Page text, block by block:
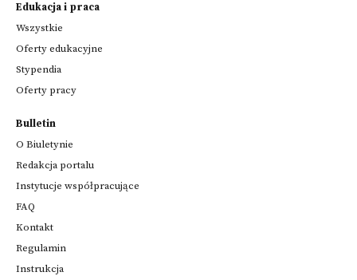
Edukacja i praca
Wszystkie
Oferty edukacyjne
Stypendia
Oferty pracy
Bulletin
O Biuletynie
Redakcja portalu
Instytucje współpracujące
FAQ
Kontakt
Regulamin
Instrukcja